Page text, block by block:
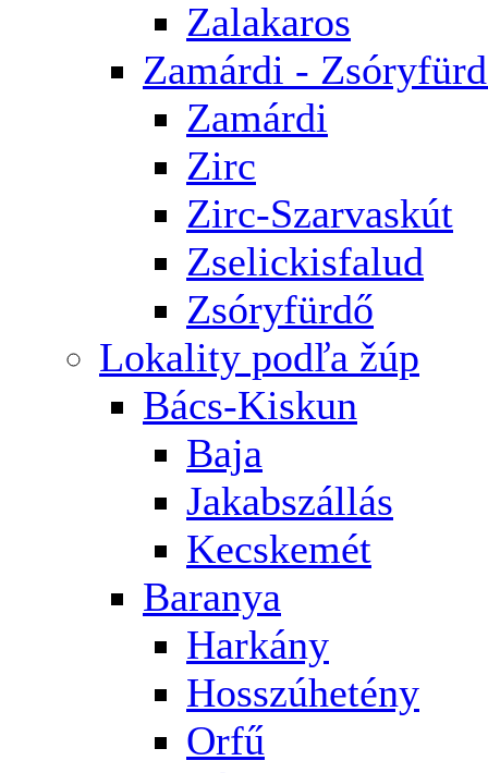
Zalakaros
Zamárdi -
Zamárdi
Zirc
Zirc-Szarvaskút
Zselickisfalud
Zsóryfürdő
Lokality podľa žúp
Bács-Kiskun
Baja
Jakabszállás
Kecskemét
Baranya
Harkány
Hosszúhetény
Orfű